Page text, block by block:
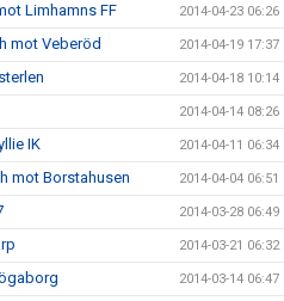
Limhamns FF 2014-04-23 06:26
mot Veberöd 2014-04-19 17:37
2014-04-18 10:14
2014-04-14 08:26
IK 2014-04-11 06:34
mot Borstahusen 2014-04-04 06:51
2014-03-28 06:49
2014-03-21 06:32
2014-03-14 06:47